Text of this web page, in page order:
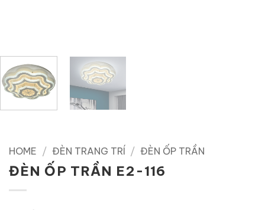
HOME / ĐÈN TRANG TRÍ / ĐÈN ỐP TRẦN
ĐÈN ỐP TRẦN E2-116